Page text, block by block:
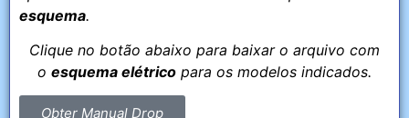
esquema.
Clique no botão abaixo para baixar o arquivo com
o esquema elétrico para os modelos indicados.
Obter Manual Drop